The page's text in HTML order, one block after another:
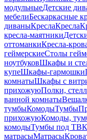
модульныеДетские
мебелиБескаркасные
диваныКреслаКресла
кресла-маятники
оттоманкиКресла-
геймерскиеСтолы
ноутбуковШкафы и
купеШкафы-гармошки
комнатыШкафы с
прихожуюПолки,
ванной комнаты
тумбыКомодыТумбы
прихожуюКомоды,
комодыТумбы под ТВ
матрасыМатрасы